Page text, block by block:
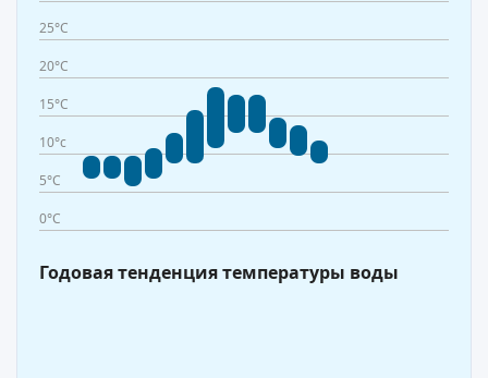
25°C
20°C
15°C
10°c
5°C
0°C
Годовая тенденция температуры воды